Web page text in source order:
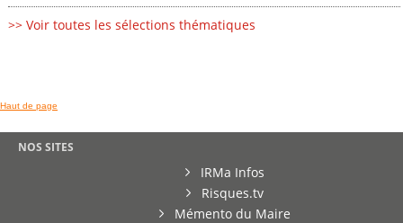
>> Voir toutes les sélections thématiques
Haut de page
NOS SITES
IRMa Infos
Risques.tv
Mémento du Maire